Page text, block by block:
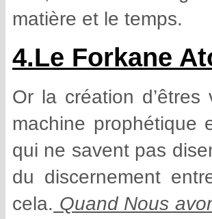
matière et le temps.
4.Le Forkane
Or la création
machine prophétique
qui ne savent pas
du discernement
cela. Quand Nous